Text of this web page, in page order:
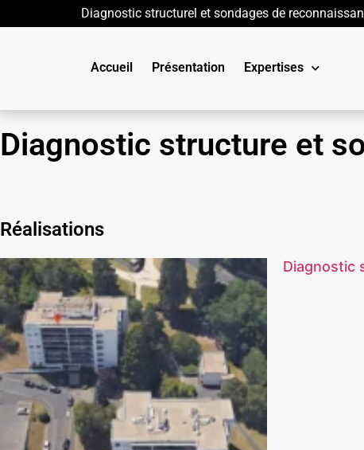
Diagnostic structurel et sondages de
Accueil Présentation Expertises
Diagnostic structure et
Réalisations
Diagnostic